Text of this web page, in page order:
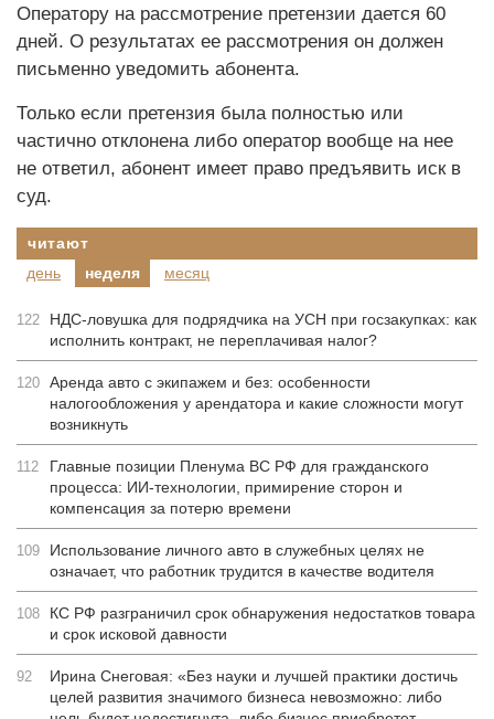
Оператору на рассмотрение претензии дается 60
дней. О результатах ее рассмотрения он должен
письменно уведомить абонента.
Только если претензия была полностью или
частично отклонена либо оператор вообще на нее
не ответил, абонент имеет право предъявить иск в
суд.
читают
день
неделя месяц
122
НДС-ловушка для подрядчика на УСН при госзакупках: как
исполнить контракт, не переплачивая налог?
120 Аренда авто с экипажем и без: особенности
налогообложения у арендатора и какие сложности могут
возникнуть
112
Главные позиции Пленума ВС РФ для гражданского
процесса: ИИ-технологии, примирение сторон и
компенсация за потерю времени
109
Использование личного авто в служебных целях не
означает, что работник трудится в качестве водителя
108
КС РФ разграничил срок обнаружения недостатков товара
и срок исковой давности
92
Ирина Снеговая: «Без науки и лучшей практики достичь
целей развития значимого бизнеса невозможно: либо